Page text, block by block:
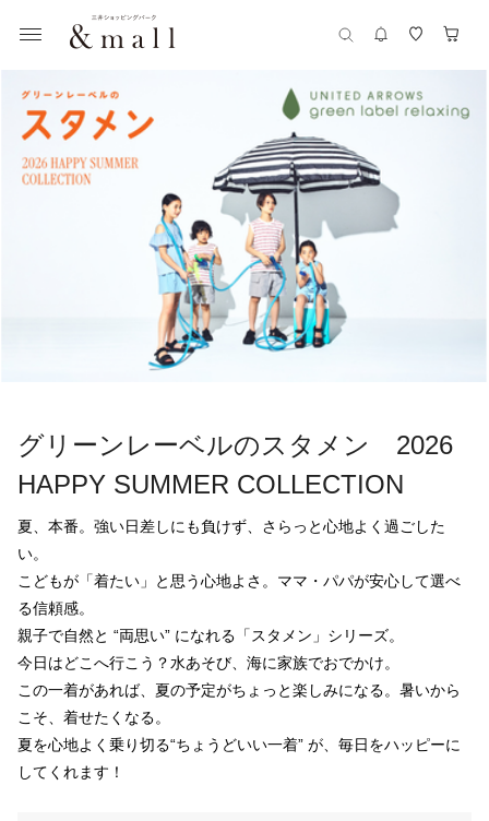
グリーンレーベルのスタメン 2026
HAPPY SUMMER COLLECTION
夏、本番。強い日差しにも負けず、さらっと心地よく過ごした
い。
こどもが「着たい」と思う心地よさ。ママ・パパが安心して選べ
る信頼感。
親子で自然と “両思い” になれる「スタメン」シリーズ。
今日はどこへ行こう？水あそび、海に家族でおでかけ。
この一着があれば、夏の予定がちょっと楽しみになる。暑いから
こそ、着せたくなる。
夏を心地よく乗り切る“ちょうどいい一着” が、毎日をハッピーに
してくれます！